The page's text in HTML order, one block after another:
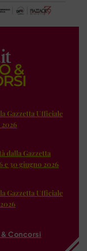
Gazzetta Ufficiale
dalla Gazzetta
e 30 giugno 2026
Gazzetta Ufficiale
Concorsi